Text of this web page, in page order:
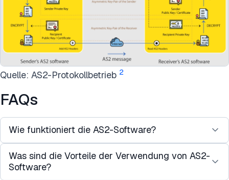
Quelle: AS2-Protokollbetrieb 2
FAQs
Wie funktioniert die AS2-Software?
AS2-Software-Tools sind entscheidend für die
Revolutionierung von B2B-Kommunikationen und
Was sind die Vorteile der Verwendung von AS2-
Software?